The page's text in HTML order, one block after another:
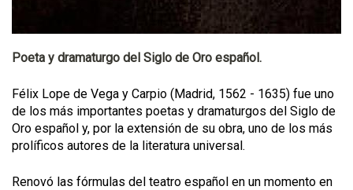
Poeta y dramaturgo del Siglo de Oro español.
Félix Lope de Vega y Carpio (Madrid, 1562 - 1635) fue uno
de los más importantes poetas y dramaturgos del Siglo de
Oro español y, por la extensión de su obra, uno de los más
prolíficos autores de la literatura universal.
Renovó las fórmulas del teatro español en un momento en